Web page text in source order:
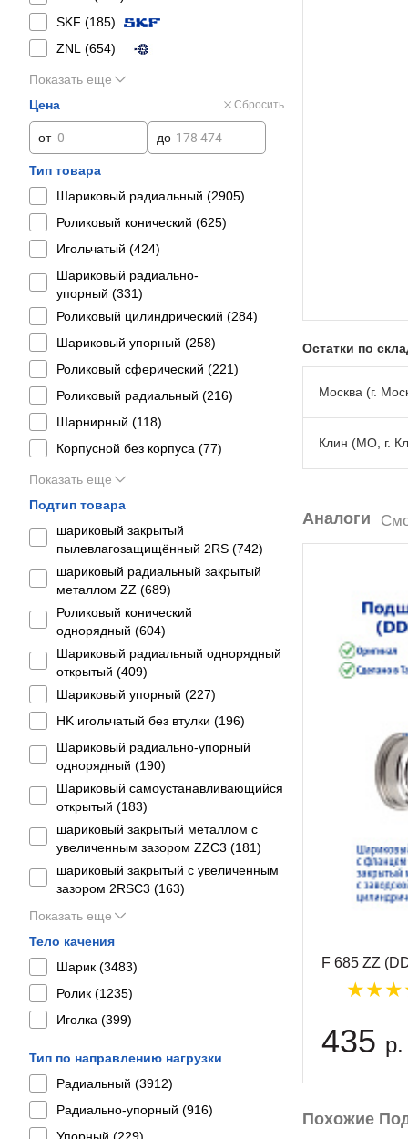
SKF (185)
ZNL (654)
Показать еще
Цена
Сбросить
от до
Тип товара
Шариковый радиальный (2905)
Роликовый конический (625)
Игольчатый (424)
Шариковый радиально-
упорный (331)
Роликовый цилиндрический (284)
Шариковый упорный (258)
Роликовый сферический (221)
Роликовый радиальный (216)
Шарнирный (118)
Корпусной без корпуса (77)
Показать еще
Подтип товара
шариковый закрытый
пылевлагозащищённый 2RS (742)
шариковый радиальный закрытый
металлом ZZ (689)
Роликовый конический
однорядный (604)
Шариковый радиальный однорядный
открытый (409)
Шариковый упорный (227)
HK игольчатый без втулки (196)
Шариковый радиально-упорный
однорядный (190)
Шариковый самоустанавливающийся
открытый (183)
шариковый закрытый металлом с
увеличенным зазором ZZC3 (181)
шариковый закрытый с увеличенным
зазором 2RSС3 (163)
Показать еще
Тело качения
Шарик (3483)
Ролик (1235)
Иголка (399)
Тип по направлению нагрузки
Радиальный (3912)
Радиально-упорный (916)
Остатки по
Москва (г.
Клин (МО, г.
Аналоги
F 685 ZZ
435 р.
Похожие